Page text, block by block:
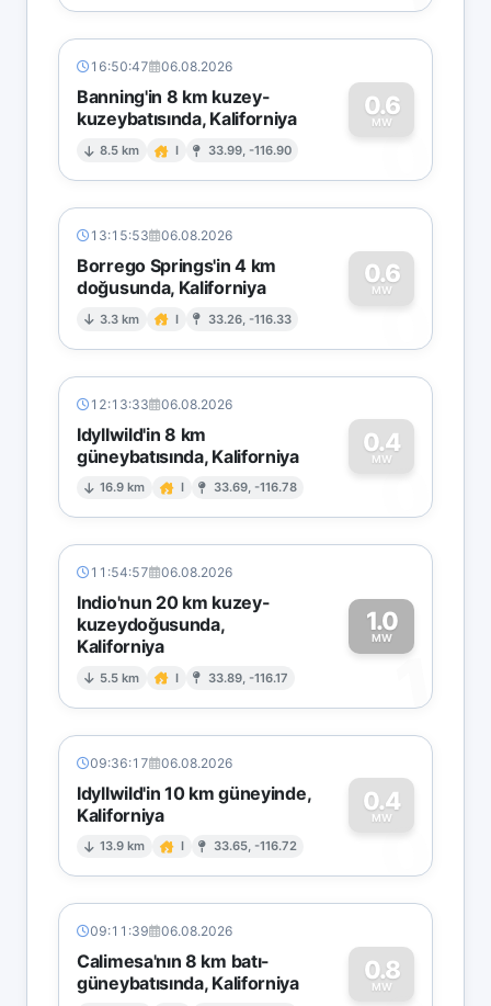
16:50:47 06.08.2026
Banning'in 8 km kuzey-
kuzeybatısında, Kaliforniya
8.5 km I 33.99, -116.90
0.6
MW
0
13:15:53 06.08.2026
Borrego Springs'in 4 km
doğusunda, Kaliforniya
3.3 km I 33.26, -116.33
0.6
MW
0
12:13:33 06.08.2026
Idyllwild'in 8 km
güneybatısında, Kaliforniya
16.9 km I 33.69, -116.78
0.4
MW
0
11:54:57 06.08.2026
Indio'nun 20 km kuzey-
kuzeydoğusunda,
Kaliforniya
5.5 km I 33.89, -116.17
1.0
MW
1
09:36:17 06.08.2026
Idyllwild'in 10 km güneyinde,
Kaliforniya
13.9 km I 33.65, -116.72
0.4
MW
0
09:11:39 06.08.2026
Calimesa'nın 8 km batı-
güneybatısında, Kaliforniya
0.8
MW